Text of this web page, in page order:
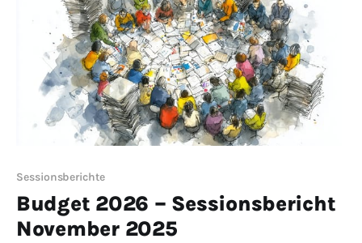
Sessionsberichte
Budget 2026 – Sessionsbericht
November 2025